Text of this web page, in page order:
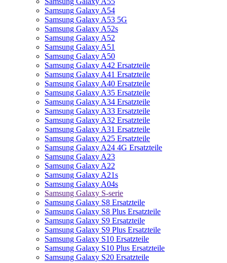
Samsung Galaxy A54
Samsung Galaxy A53 5G
Samsung Galaxy A52s
Samsung Galaxy A52
Samsung Galaxy A51
Samsung Galaxy A50
Samsung Galaxy A42 Ersatzteile
Samsung Galaxy A41 Ersatzteile
Samsung Galaxy A40 Ersatzteile
Samsung Galaxy A35 Ersatzteile
Samsung Galaxy A34 Ersatzteile
Samsung Galaxy A33 Ersatzteile
Samsung Galaxy A32 Ersatzteile
Samsung Galaxy A31 Ersatzteile
Samsung Galaxy A25 Ersatzteile
Samsung Galaxy A24 4G Ersatzteile
Samsung Galaxy A23
Samsung Galaxy A22
Samsung Galaxy A21s
Samsung Galaxy A04s
Samsung Galaxy S-serie
Samsung Galaxy S8 Ersatzteile
Samsung Galaxy S8 Plus Ersatzteile
Samsung Galaxy S9 Ersatzteile
Samsung Galaxy S9 Plus Ersatzteile
Samsung Galaxy S10 Ersatzteile
Samsung Galaxy S10 Plus Ersatzteile
Samsung Galaxy S20 Ersatzteile